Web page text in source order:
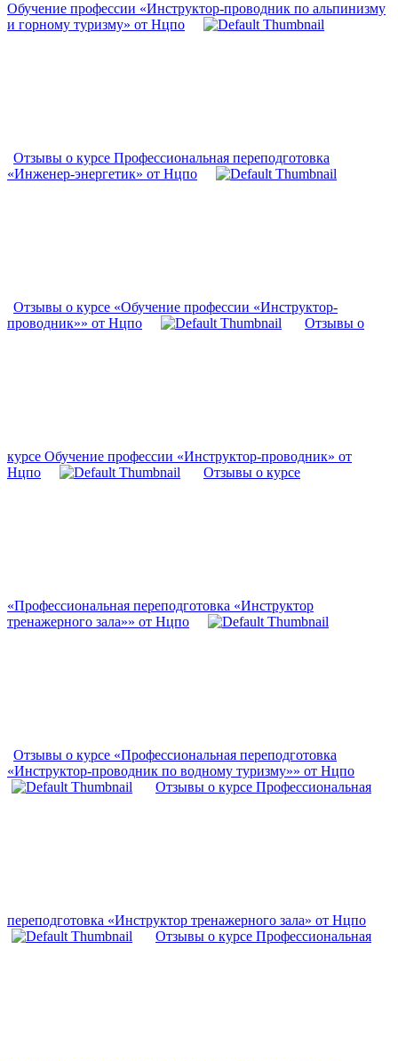
Обучение профессии «Инструктор-проводник по альпинизму
и горному туризму» от Нцпо
Отзывы о курсе Профессиональная переподготовка
«Инженер-энергетик» от Нцпо
Отзывы о курсе «Обучение профессии «Инструктор-
проводник»» от Нцпо
Отзывы о
курсе Обучение профессии «Инструктор-проводник» от
Нцпо
Отзывы о курсе
«Профессиональная переподготовка «Инструктор
тренажерного зала»» от Нцпо
Отзывы о курсе «Профессиональная переподготовка
«Инструктор-проводник по водному туризму»» от Нцпо
Отзывы о курсе Профессиональная
переподготовка «Инструктор тренажерного зала» от Нцпо
Отзывы о курсе Профессиональная